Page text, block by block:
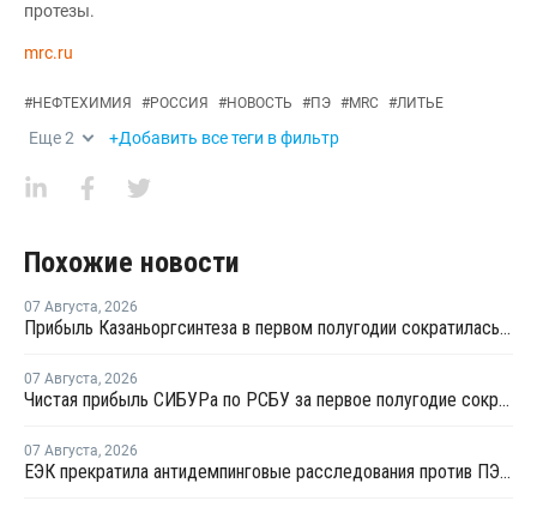
протезы.
mrc.ru
#НЕФТЕХИМИЯ #РОССИЯ #НОВОСТЬ #ПЭ #MRC #ЛИТЬЕ
Еще2 +Добавить все теги в фильтр
Похожие новости
07 Августа, 2026
Прибыль Казаньоргсинтеза в первом полугодии сократилась более чем в 2 раза
07 Августа, 2026
Чистая прибыль СИБУРа по РСБУ за первое полугодие сократилась в 3,6 раза
07 Августа, 2026
ЕЭК прекратила антидемпинговые расследования против ПЭ и ПП из Азербайджана и Туркменистана